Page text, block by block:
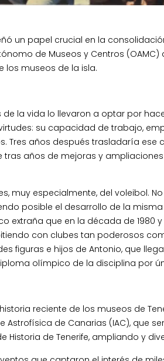
un papel crucial en la
de Museos y Centros (OAMC)
los museos de la isla.
la vida lo llevaron a optar por
su capacidad de trabajo,
Tres años después trasladaría ese
tras años de mejoras y
especialmente, del voleibol.
posible el desarrollo de la
que en la década de 1980
con clubes tan poderosos
figuras e hijos de Antonio, que
olímpico de la disciplina por
reciente de los museos de
de Canarias (IAC), que
de Tenerife, ampliando y